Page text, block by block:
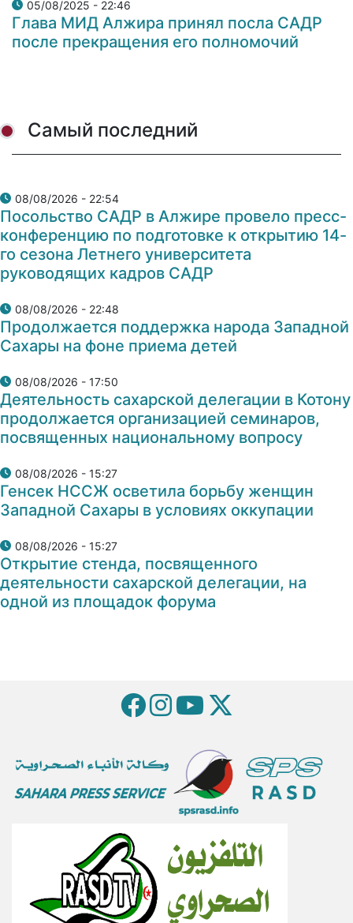
05/08/2025 - 22:46
Глава МИД Алжира принял посла САДР
после прекращения его полномочий
Самый последний
08/08/2026 - 22:54
Посольство САДР в Алжире провело пресс-
конференцию по подготовке к открытию 14-
го сезона Летнего университета
руководящих кадров САДР
08/08/2026 - 22:48
Продолжается поддержка народа Западной
Сахары на фоне приема детей
08/08/2026 - 17:50
Деятельность сахарской делегации в Котону
продолжается организацией семинаров,
посвященных национальному вопросу
08/08/2026 - 15:27
Генсек НССЖ осветила борьбу женщин
Западной Сахары в условиях оккупации
08/08/2026 - 15:27
Открытие стенда, посвященного
деятельности сахарской делегации, на
одной из площадок форума